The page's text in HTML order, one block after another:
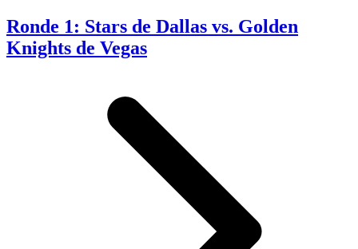
Ronde 1: Stars de Dallas vs. Golden
Knights de Vegas